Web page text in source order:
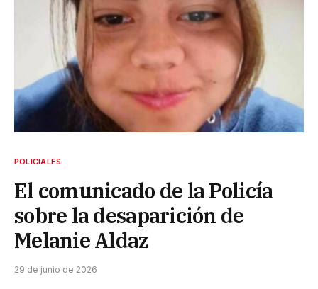
POLICIALES
El comunicado de la Policía
sobre la desaparición de
Melanie Aldaz
29 de junio de 2026